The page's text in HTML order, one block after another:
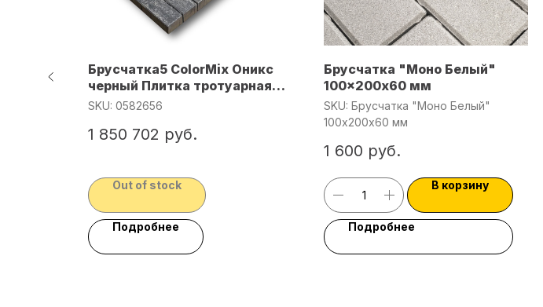
Брусчатка5 ColorMix Оникс
черный Плитка тротуарная
вибропресс 10х20х5/1м=50шт
SKU: 0582656
1 850 702 руб.
Out of stock
Подробнее
Брусчатка "Моно Белый"
100x200х60 мм
SKU: Брусчатка "Моно Белый"
100x200х60 мм
1 600 руб.
В корзину
Подробнее